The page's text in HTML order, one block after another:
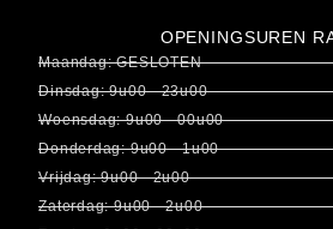
OPENINGSUREN
Maandag: GESLOTEN
Dinsdag: 9u00 - 23u00
Woensdag: 9u00 - 00u00
Donderdag: 9u00 - 1u00
Vrijdag: 9u00 - 2u00
Zaterdag: 9u00 - 2u00